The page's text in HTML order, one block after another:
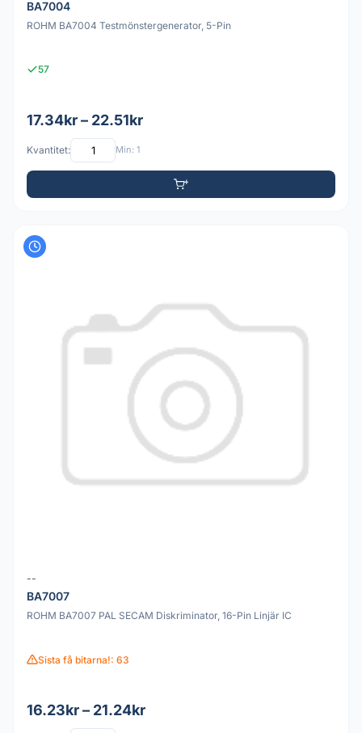
BA7004
ROHM BA7004 Testmönstergenerator, 5-Pin
57
17.34kr – 22.51kr
Kvantitet: Min: 1
--
BA7007
ROHM BA7007 PAL SECAM Diskriminator, 16-Pin Linjär IC
Sista få bitarna!: 63
16.23kr – 21.24kr